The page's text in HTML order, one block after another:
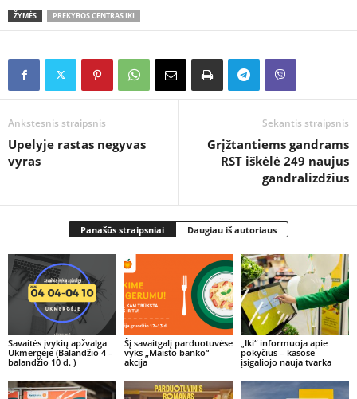
ŽYMĖS PREKYBOS CENTRAS IKI
Ankstesnis straipsnis
Upelyje rastas negyvas
vyras
Sekantis straipsnis
Grįžtantiems gandrams
RST iškėlė 249 naujus
gandralizdžius
Panašūs straipsniai Daugiau iš autoriaus
Savaitės įvykių apžvalga
Ukmergėje (Balandžio 4 –
balandžio 10 d. )
Šį savaitgalį parduotuvėse
vyks „Maisto banko“
akcija
„Iki“ informuoja apie
pokyčius – kasose
įsigaliojo nauja tvarka